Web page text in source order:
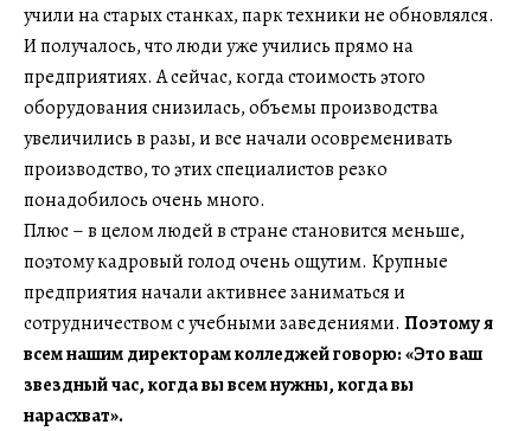
учили на старых станках, парк техники не обновлялся.
И получалось, что люди уже учились прямо на
предприятиях. А сейчас, когда стоимость этого
оборудования снизилась, объемы производства
увеличились в разы, и все начали осовременивать
производство, то этих специалистов резко
понадобилось очень много.
Плюс – в целом людей в стране становится меньше,
поэтому кадровый голод очень ощутим. Крупные
предприятия начали активнее заниматься и
сотрудничеством с учебными заведениями. Поэтому я
всем нашим директорам колледжей говорю: «Это ваш
звездный час, когда вы всем нужны, когда вы
нарасхват».